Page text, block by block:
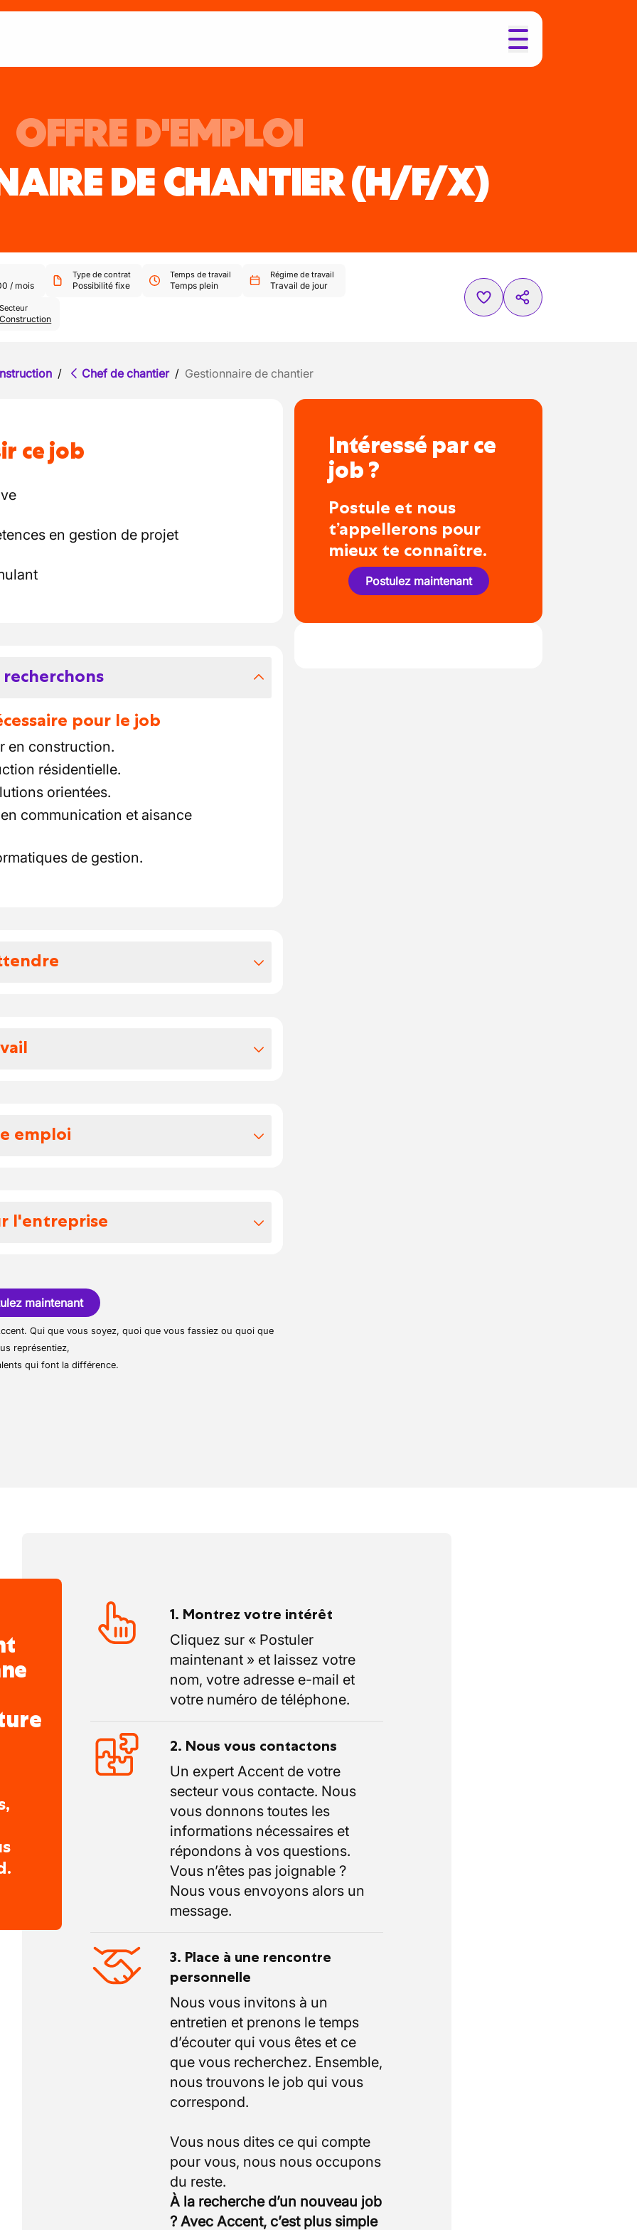
OFFRE D'EMPLOI
DE CHANTIER(H/F/X)
/ mois
Type de contrat
Possibilité fixe
Temps de travail
Temps plein
Régime de travail
Travail de jour
Secteur
Construction
/ Chef de chantier / Gestionnaire de chantier
ce job
en gestion de projet
pour le job
en construction.
résidentielle.
orientées.
communication et aisance
de gestion.
vos congés légaux, de 12 jours de
emploi
et veillez au respect des
les problèmes et proposez des
grâce à votre esprit critique.
l'entreprise
les provinces de Liège, Namur et
une ambiance chaleureuse et
maintenant
Qui que vous soyez, quoi que vous fassiez ou quoi que
représentiez,
qui font la différence.
Intéressé par ce
job ?
Postule et nous
t’appellerons pour
mieux te connaître.
Postulez maintenant
1. Montrez votre intérêt
Cliquez sur « Postuler
maintenant » et laissez votre
nom, votre adresse e-mail et
votre numéro de téléphone.
2. Nous vous contactons
Un expert Accent de votre
secteur vous contacte. Nous
vous donnons toutes les
informations nécessaires et
répondons à vos questions.
Vous n’êtes pas joignable ?
Nous vous envoyons alors un
message.
3. Place à une rencontre
personnelle
Nous vous invitons à un
entretien et prenons le temps
d’écouter qui vous êtes et ce
que vous recherchez. Ensemble,
nous trouvons le job qui vous
correspond.
Vous nous dites ce qui compte
pour vous, nous nous occupons
À la recherche d’un nouveau job
? Avec Accent, c’est plus simple